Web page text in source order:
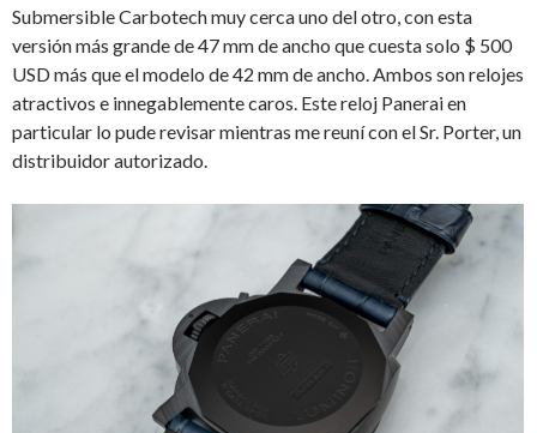
Submersible Carbotech muy cerca uno del otro, con esta
versión más grande de 47 mm de ancho que cuesta solo $ 500
USD más que el modelo de 42 mm de ancho. Ambos son relojes
atractivos e innegablemente caros. Este reloj Panerai en
particular lo pude revisar mientras me reuní con el Sr. Porter, un
distribuidor autorizado.